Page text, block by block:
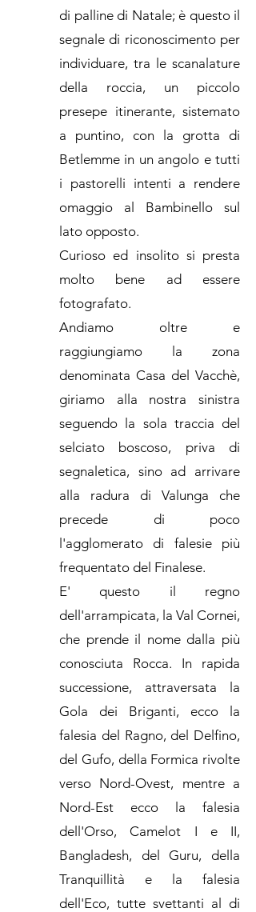
di palline di Natale; è questo il
segnale di riconoscimento per
individuare, tra le scanalature
della roccia, un piccolo
presepe itinerante, sistemato
a puntino, con la grotta di
Betlemme in un angolo e tutti
i pastorelli intenti a rendere
omaggio al Bambinello sul
lato opposto.
Curioso ed insolito si presta
molto bene ad essere
fotografato.
Andiamo oltre e
raggiungiamo la zona
denominata Casa del Vacchè,
giriamo alla nostra sinistra
seguendo la sola traccia del
selciato boscoso, priva di
segnaletica, sino ad arrivare
alla radura di Valunga che
precede di poco
l'agglomerato di falesie più
frequentato del Finalese.
E' questo il regno
dell'arrampicata, la Val Cornei,
che prende il nome dalla più
conosciuta Rocca. In rapida
successione, attraversata la
Gola dei Briganti, ecco la
falesia del Ragno, del Delfino,
del Gufo, della Formica rivolte
verso Nord-Ovest, mentre a
Nord-Est ecco la falesia
dell'Orso, Camelot I e II,
Bangladesh, del Guru, della
Tranquillità e la falesia
dell'Eco, tutte svettanti al di